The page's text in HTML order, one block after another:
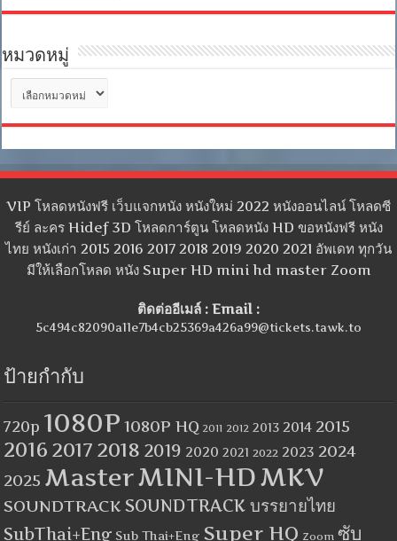
หมวดหมู่
หมู่
VIP โหลดหนังฟรี เว็บแจกหนัง หนังใหม่ 2022 หนังออนไลน์ โหลดซี
รีย์ ละคร Hidef 3D โหลดการ์ตูน โหลดหนัง HD ขอหนังฟรี หนัง
ไทย หนังเก่า 2015 2016 2017 2018 2019 2020 2021 อัพเดท ทุกวัน
มีให้เลือกโหลด หนัง Super HD mini hd master Zoom
ติดต่ออีเมล์ : Email :
5c494c82090a11e7b4cb25369a426a99@tickets.tawk.to
ป้ายกำกับ
720p 1080P 1080P HQ 2011 2012 2013 2014 2015
2016 2017 2018 2019 2020 2021 2022 2023 2024
2025 MasterMINI-HDMKV
SOUNDTRACK SOUNDTRACK บรรยายไทย
SubThai+Eng Sub Thai+Eng Super HQ Zoom ซับ